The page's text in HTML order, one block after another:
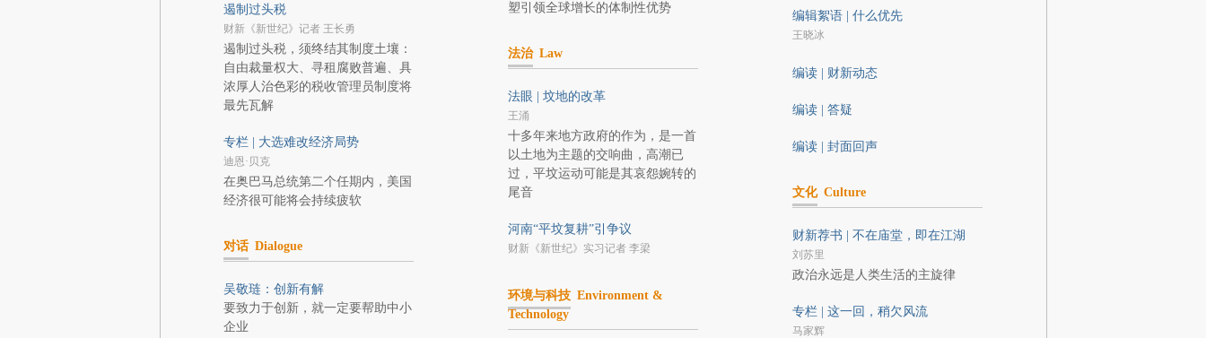
遏制过头税
财新《新世纪》记者 王长勇
遏制过头税，须终结其制度土壤：
自由裁量权大、寻租腐败普遍、具
浓厚人治色彩的税收管理员制度将
最先瓦解
专栏 | 大选难改经济局势
迪恩·贝克
在奥巴马总统第二个任期内，美国
经济很可能将会持续疲软
对话 Dialogue
吴敬琏：创新有解
要致力于创新，就一定要帮助中小
企业
塑引领全球增长的体制性优势
法治 Law
法眼 | 坟地的改革
王涌
十多年来地方政府的作为，是一首
以土地为主题的交响曲，高潮已
过，平坟运动可能是其哀怨婉转的
尾音
河南“平坟复耕”引争议
财新《新世纪》实习记者 李梁
环境与科技 Environment &
Technology
编辑絮语 | 什么优先
王晓冰
编读 | 财新动态
编读 | 答疑
编读 | 封面回声
文化 Culture
财新荐书 | 不在庙堂，即在江湖
刘苏里
政治永远是人类生活的主旋律
专栏 | 这一回，稍欠风流
马家辉